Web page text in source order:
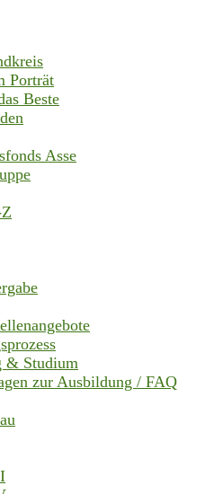
Porträt
Beste
Asse
& Studium
zur Ausbildung / FAQ